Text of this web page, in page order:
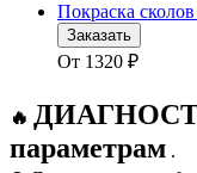
Покраска
Заказать
От 1320 ₽
🔥
параметрам .